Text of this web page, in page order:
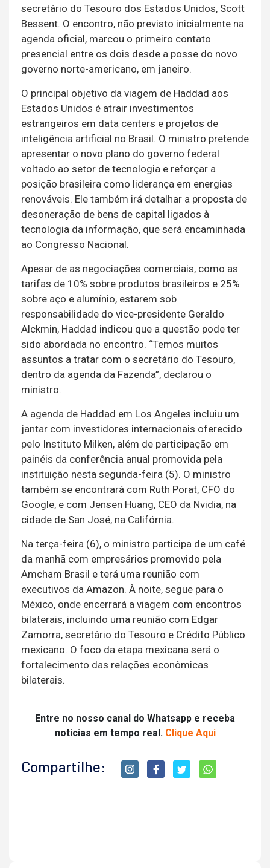
secretário do Tesouro dos Estados Unidos, Scott
Bessent. O encontro, não previsto inicialmente na
agenda oficial, marcou o primeiro contato
presencial entre os dois desde a posse do novo
governo norte-americano, em janeiro.
O principal objetivo da viagem de Haddad aos
Estados Unidos é atrair investimentos
estrangeiros em data centers e projetos de
inteligência artificial no Brasil. O ministro pretende
apresentar o novo plano do governo federal
voltado ao setor de tecnologia e reforçar a
posição brasileira como liderança em energias
renováveis. Ele também irá detalhar a proposta de
desoneração de bens de capital ligados à
tecnologia da informação, que será encaminhada
ao Congresso Nacional.
Apesar de as negociações comerciais, como as
tarifas de 10% sobre produtos brasileiros e 25%
sobre aço e alumínio, estarem sob
responsabilidade do vice-presidente Geraldo
Alckmin, Haddad indicou que a questão pode ter
sido abordada no encontro. “Temos muitos
assuntos a tratar com o secretário do Tesouro,
dentro da agenda da Fazenda”, declarou o
ministro.
A agenda de Haddad em Los Angeles incluiu um
jantar com investidores internacionais oferecido
pelo Instituto Milken, além de participação em
painéis da conferência anual promovida pela
instituição nesta segunda-feira (5). O ministro
também se encontrará com Ruth Porat, CFO do
Google, e com Jensen Huang, CEO da Nvidia, na
cidade de San José, na Califórnia.
Na terça-feira (6), o ministro participa de um café
da manhã com empresários promovido pela
Amcham Brasil e terá uma reunião com
executivos da Amazon. À noite, segue para o
México, onde encerrará a viagem com encontros
bilaterais, incluindo uma reunião com Edgar
Zamorra, secretário do Tesouro e Crédito Público
mexicano. O foco da etapa mexicana será o
fortalecimento das relações econômicas
bilaterais.
Entre no nosso canal do Whatsapp e receba
noticias em tempo real. Clique Aqui
Compartilhe: